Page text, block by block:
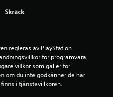
Skräck
regleras av PlayStation
för programvara,
villkor som gäller för
om du inte godkänner de här
i tjänstevillkoren.